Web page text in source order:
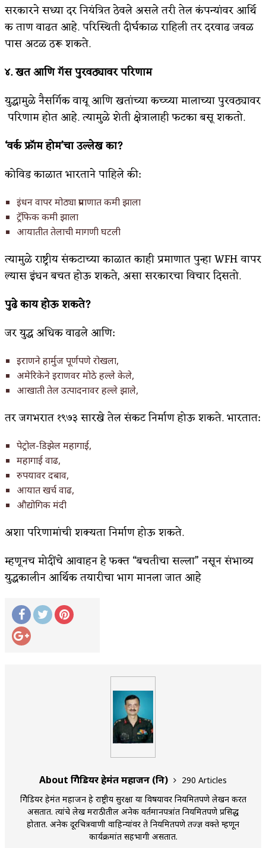
सरकारने सध्या दर नियंत्रित ठेवले असले तरी तेल कंपन्यांवर आर्थि
क ताण वाढत आहे. परिस्थिती दीर्घकाळ राहिली तर दरवाढ जवळ
पास अटळ ठरू शकते.
४.खतआणिगॅसपुरवठ्यावरपरिणाम
युद्धामुळे नैसर्गिक वायू आणि खतांच्या कच्च्या मालाच्या पुरवठ्यावर
परिणाम होत आहे. त्यामुळे शेती क्षेत्रालाही फटका बसू शकतो.
‘वर्कफ्रॉमहोम’चाउल्लेखका?
कोविड काळात भारताने पाहिले की:
इंधन वापर मोठ्या प्रमाणात कमी झाला
ट्रॅफिक कमी झाला
आयातीत तेलाची मागणी घटली
त्यामुळे राष्ट्रीय संकटाच्या काळात काही प्रमाणात पुन्हा WFH वापर
ल्यास इंधन बचत होऊ शकते, असा सरकारचा विचार दिसतो.
पुढेकायहोऊशकते?
जर युद्ध अधिक वाढले आणि:
इराणने हार्मुज पूर्णपणे रोखला,
अमेरिकेने इराणवर मोठे हल्ले केले,
आखाती तेल उत्पादनावर हल्ले झाले,
तर जगभरात १९७३ सारखे तेल संकट निर्माण होऊ शकते. भारतात:
पेट्रोल-डिझेल महागाई,
महागाई वाढ,
रुपयावर दबाव,
आयात खर्च वाढ,
औद्योगिक मंदी
अशा परिणामांची शक्यता निर्माण होऊ शकते.
म्हणूनच मोदींचे आवाहन हे फक्त “बचतीचा सल्ला” नसून संभाव्य
युद्धकालीन आर्थिक तयारीचा भाग मानला जात आहे
About ब्रिगेडियर हेमंत महाजन (नि)
290 Articles
ब्रिगेडियर हेमंत महाजन हे राष्ट्रीय सुरक्षा या विषयावर नियमितपणे लेखन करत
असतात. त्यांचे लेख मराठीतील अनेक वर्तमानपत्रांत नियमितपणे प्रसिद्ध
होतात. अनेक दूरचित्रवाणी वाहिन्यांवर ते नियमितपणे तज्ज्ञ वक्ते म्हणून
कार्यक्रमांत सहभागी असतात.